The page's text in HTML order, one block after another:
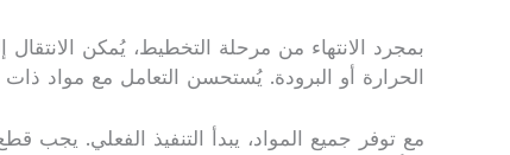
بمجرد الانتهاء من مرحلة التخطيط، يُمكن
الحرارة أو البرودة. يُستحسن التعامل مع مواد
مع توفر جميع المواد، يبدأ التنفيذ الفعلي.